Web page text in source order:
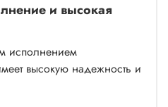
и высокая
исполнением
высокую надежность и